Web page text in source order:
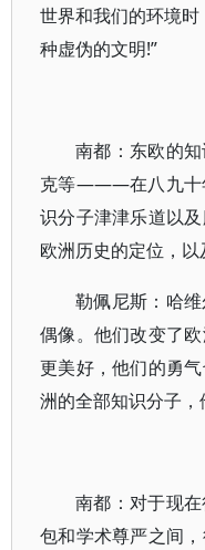
世界和我们的环境
种虚伪的文明!”
南都：东欧的
克等———在八九十
识分子津津乐道以
欧洲历史的定位，
勒佩尼斯：哈
偶像。他们改变了
更美好，他们的勇
洲的全部知识分子，
南都：对于现
包和学术尊严之间